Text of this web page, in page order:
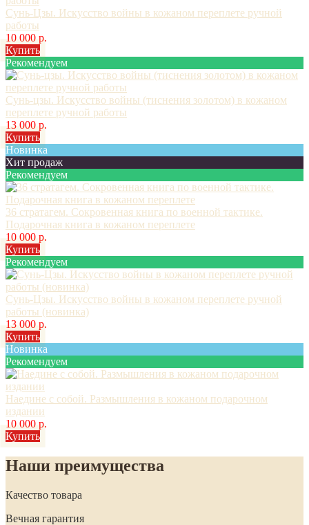
Сунь-Цзы. Искусство войны в кожаном переплете ручной
работы
10 000 р.
Купить
Рекомендуем
Сунь-цзы. Искусство войны (тиснения золотом) в кожаном
переплете ручной работы
13 000 р.
Купить
Новинка
Хит продаж
Рекомендуем
36 стратагем. Сокровенная книга по военной тактике.
Подарочная книга в кожаном переплете
10 000 р.
Купить
Рекомендуем
Сунь-Цзы. Искусство войны в кожаном переплете ручной
работы (новинка)
13 000 р.
Купить
Новинка
Рекомендуем
Наедине с собой. Размышления в кожаном подарочном
издании
10 000 р.
Купить
Наши преимущества
Качество товара
Вечная гарантия